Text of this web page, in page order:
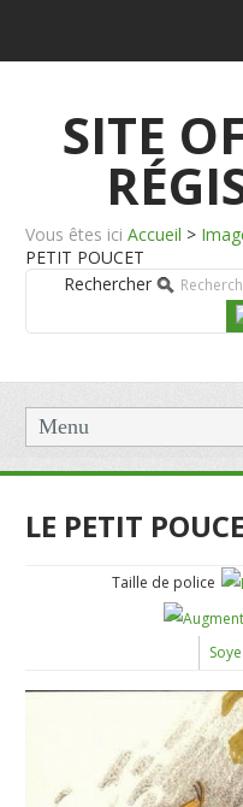
SITE
Vous êtes ici Accueil >
PETIT POUCET
Rechercher
Menu
LE PETIT
Taille de police